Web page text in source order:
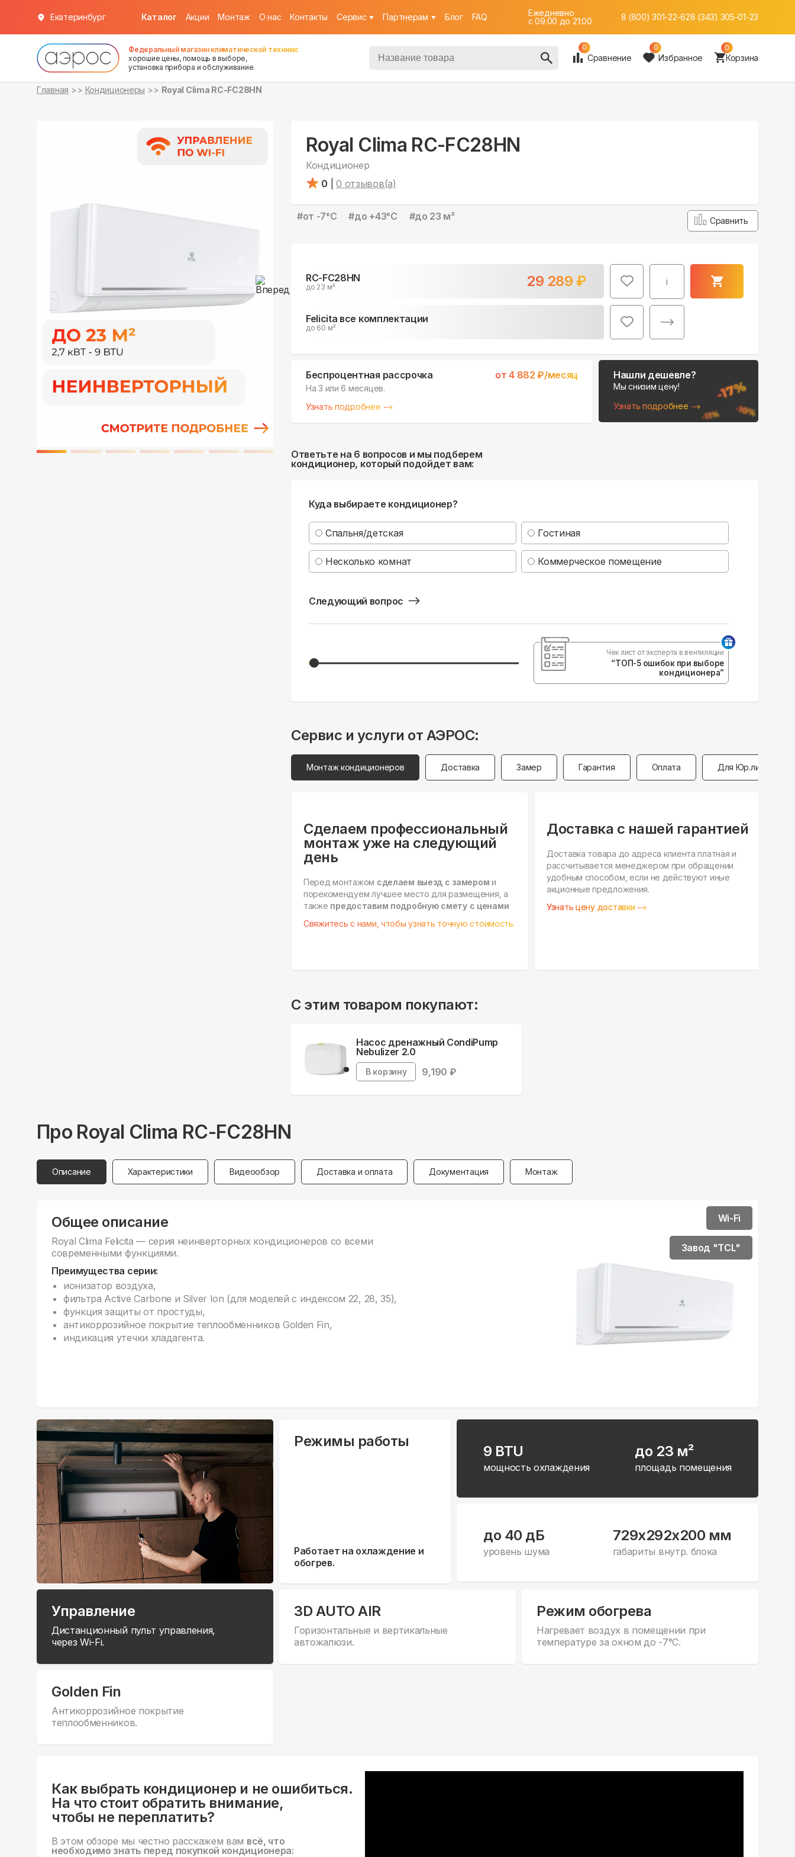
Екатеринбург Каталог Акции Монтаж О нас Контакты Cервис Партнерам Блог FAQ
Ежедневно
c 09:00 до 21:00
8 (800) 301-22-628 (343) 305-01-23
Федеральный магазин климатической техники:
хорошие цены, помощь в выборе,
установка прибора и обслуживание.
0
Сравнение
0
Избранное
0
Корзина
Главная Кондиционеры Royal Clima RC-FC28HN
Поможем выбрать
место для монтажа:
В Telegram
Royal Clima RC-FC28HN
Кондиционер
0
0 отзывов(а)
#от -7°С #до +43°С #до 23 м² Сравнить
RC-FC28HN
до 23 м² 29 289 ₽ i
в наличии
Felicita все комплектации
до 60 м²
в наличии
Беспроцентная рассрочка от4 882 ₽/месяц
На 3 или 6 месяцев.
Узнать подробнее
Нашли дешевле?
Мы снизим цену!
Узнать подробнее
Ответьте на 6 вопросов и мы подберем
кондиционер, который подойдет вам:
Куда выбираете кондиционер?
Спальня/детская Гостиная
Несколько комнат Коммерческое помещение
Следующий вопрос
Чек лист от эксперта в вентиляции
“ТОП-5 ошибок при выборе
кондиционера”
Сервис и услуги от АЭРОС:
Монтаж кондиционеров Доставка Замер Гарантия Оплата Для Юр.лиц
Сделаем профессиональный
монтаж уже на следующий
день
Перед монтажом сделаем выезд с замером и
порекомендуем лучшее место для размещения, а
также предоставим подробную смету с ценами
Свяжитесь с нами, чтобы узнать точную стоимость.
Доставка с нашей гарантией
Доставка товара до адреса клиента платная и
рассчитывается менеджером при обращении
удобным способом, если не действуют иные
акционные предложения.
Узнать цену доставки
С этим товаром покупают:
Насос дренажный CondiPump
Nebulizer 2.0
В корзину 9,190 ₽
Про Royal Clima RC-FC28HN
Описание Характеристики Видеообзор Доставка и оплата Документация Монтаж
Общее описание
Royal Clima Felicita — серия неинверторных кондиционеров со всеми
современными функциями.
Преимущества серии:
ионизатор воздуха,
фильтра Active Carbone и Silver Ion (для моделей с индексом 22, 28, 35),
функция защиты от простуды,
антикоррозийное покрытие теплообменников Golden Fin,
индикация утечки хладагента.
Wi-Fi
Завод "TCL"
Режимы работы
Работает на охлаждение и
обогрев.
9 BTU
мощность охлаждения
до 23 м²
площадь помещения
до 40 дБ
уровень шума
729x292x200 мм
габариты внутр. блока
Управление
Дистанционный пульт управления,
через Wi-Fi.
3D AUTO AIR
Горизонтальные и вертикальные
автожалюзи.
Режим обогрева
Нагревает воздух в помещении при
температуре за окном до -7°С.
Golden Fin
Антикоррозийное покрытие
теплообменников.
Как выбрать кондиционер и не ошибиться.
На что стоит обратить внимание,
чтобы не переплатить?
В этом обзоре мы честно расскажем вам всё, что
необходимо знать перед покупкой кондиционера: